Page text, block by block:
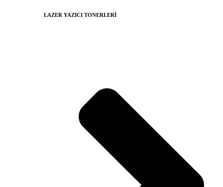
LAZER YAZICI TONERLERİ